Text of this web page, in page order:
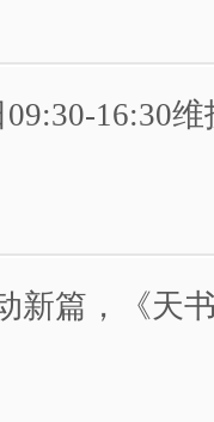
09:30-16:30
新篇，《天